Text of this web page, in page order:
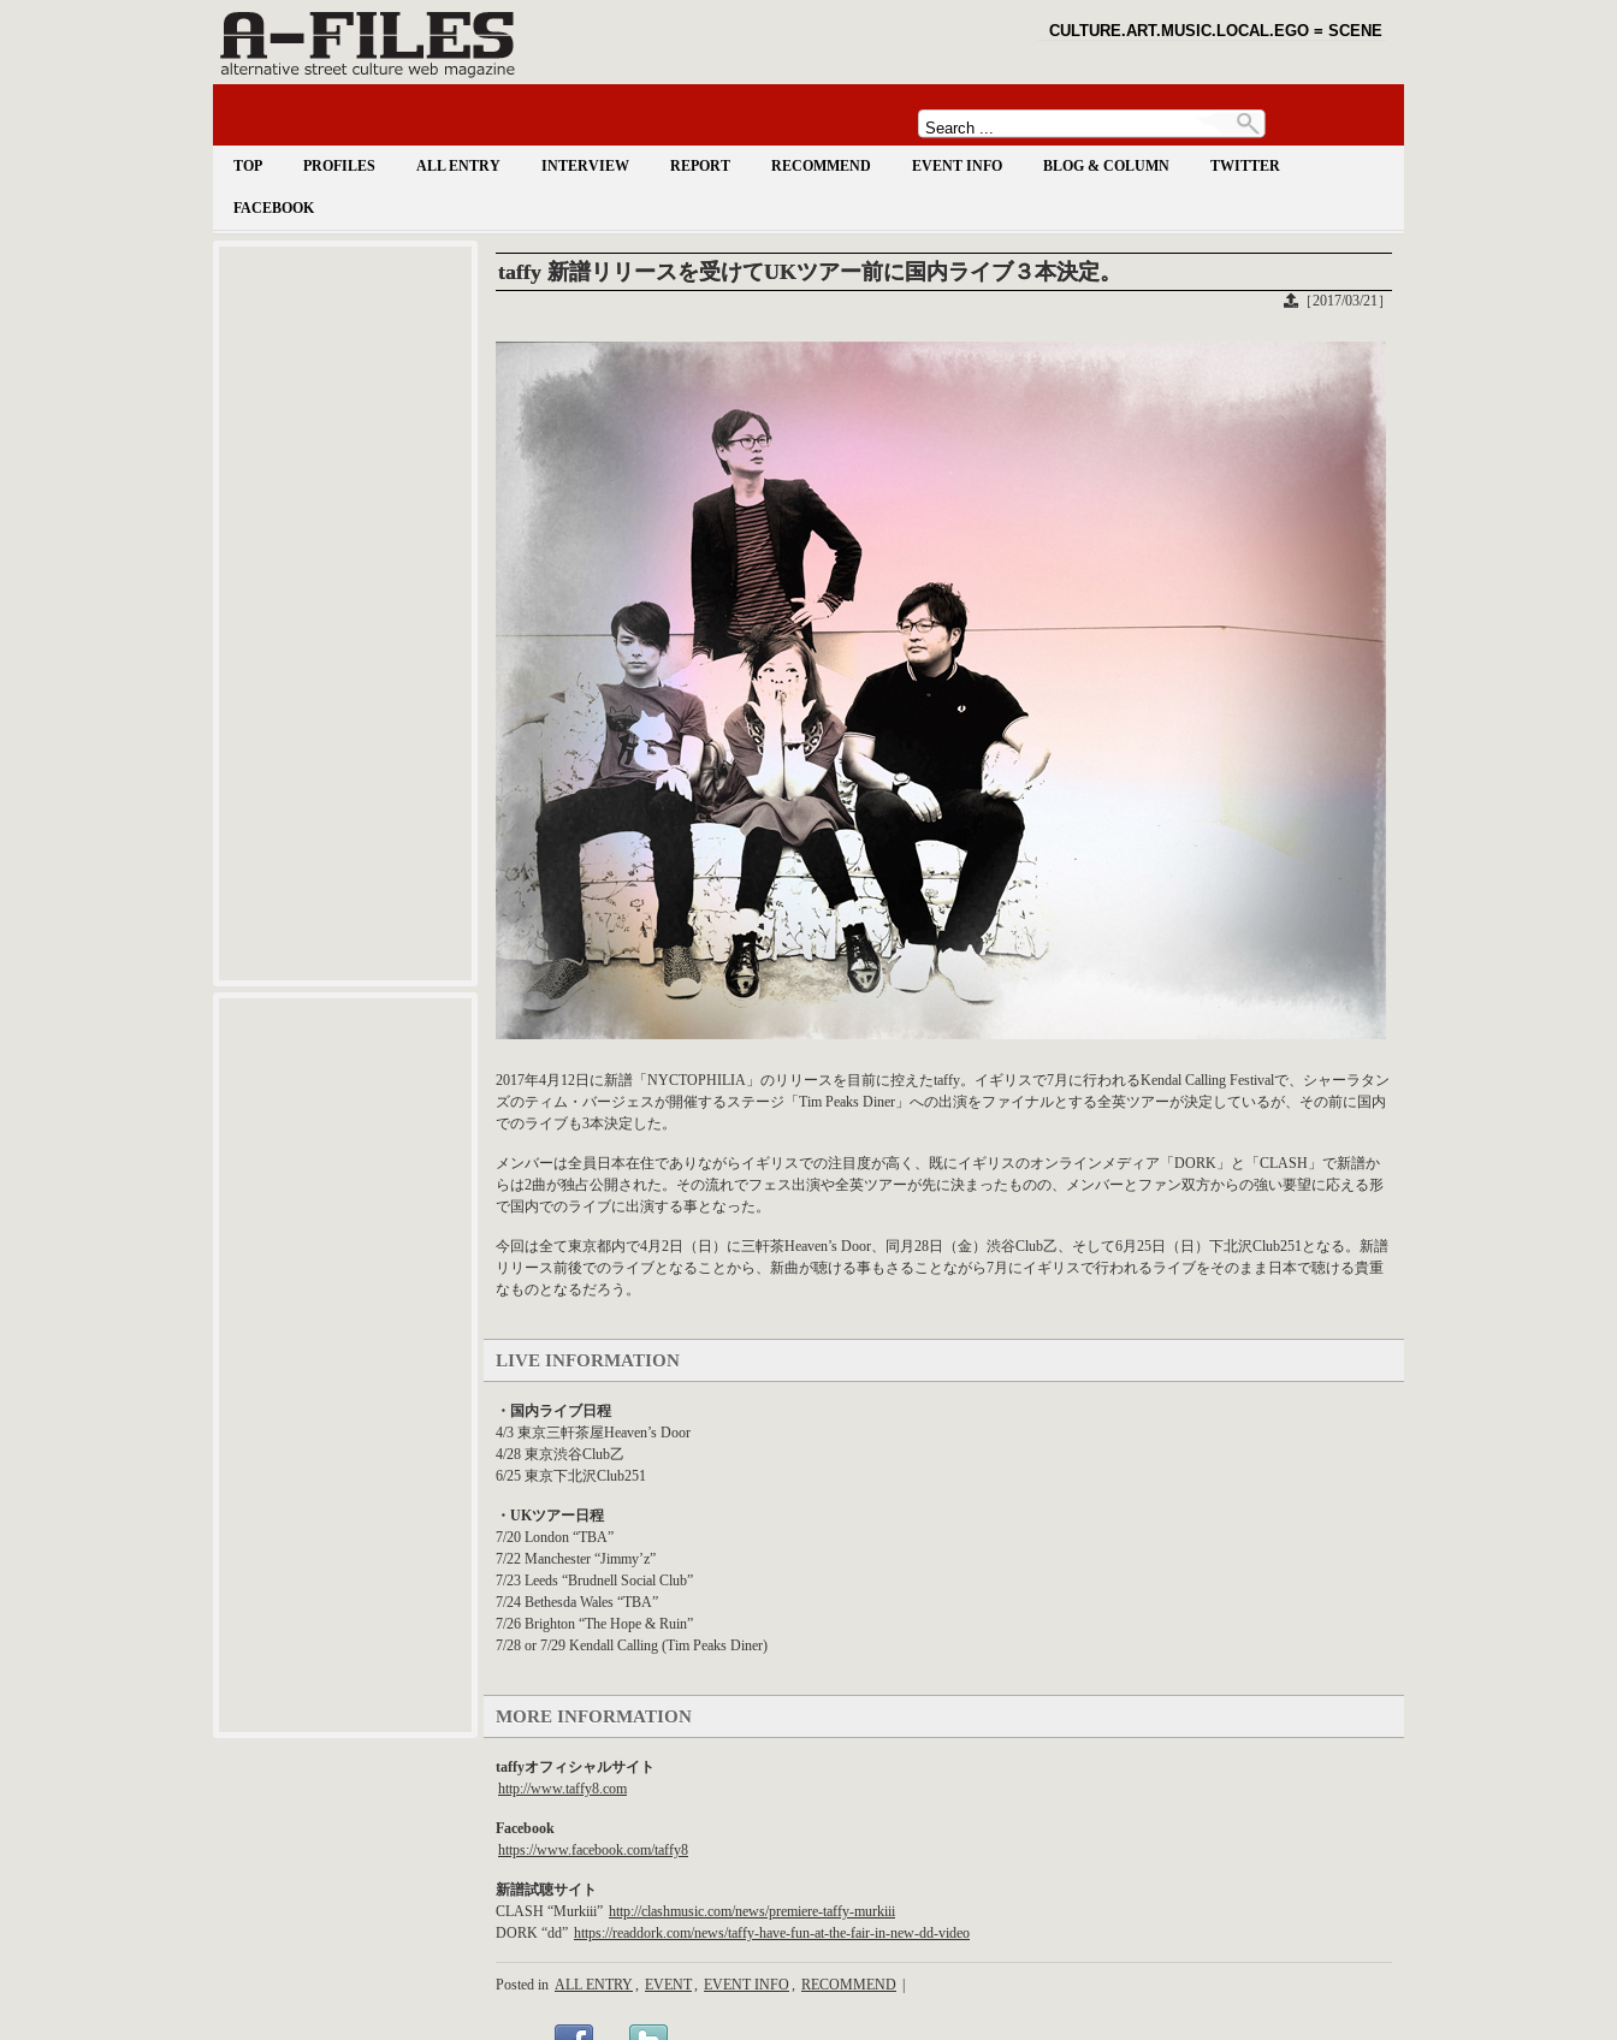
CULTURE.ART.MUSIC.LOCAL.EGO = SCENE
TOP PROFILES ALL ENTRY INTERVIEW REPORT RECOMMEND EVENT INFO BLOG & COLUMN TWITTER
FACEBOOK
taffy 新譜リリースを受けてUKツアー前に国内ライブ３本決定。
［2017/03/21］
2017年4月12日に新譜「NYCTOPHILIA」のリリースを目前に控えたtaffy。イギリスで7月に行われるKendal Calling Festivalで、シャーラタン
ズのティム・バージェスが開催するステージ「Tim Peaks Diner」への出演をファイナルとする全英ツアーが決定しているが、その前に国内
でのライブも3本決定した。
メンバーは全員日本在住でありながらイギリスでの注目度が高く、既にイギリスのオンラインメディア「DORK」と「CLASH」で新譜か
らは2曲が独占公開された。その流れでフェス出演や全英ツアーが先に決まったものの、メンバーとファン双方からの強い要望に応える形
で国内でのライブに出演する事となった。
今回は全て東京都内で4月2日（日）に三軒茶Heaven’s Door、同月28日（金）渋谷Club乙、そして6月25日（日）下北沢Club251となる。新譜
リリース前後でのライブとなることから、新曲が聴ける事もさることながら7月にイギリスで行われるライブをそのまま日本で聴ける貴重
なものとなるだろう。
LIVE INFORMATION
・国内ライブ日程
4/3 東京三軒茶屋Heaven’s Door
4/28 東京渋谷Club乙
6/25 東京下北沢Club251
・UKツアー日程
7/20 London “TBA”
7/22 Manchester “Jimmy’z”
7/23 Leeds “Brudnell Social Club”
7/24 Bethesda Wales “TBA”
7/26 Brighton “The Hope & Ruin”
7/28 or 7/29 Kendall Calling (Tim Peaks Diner)
MORE INFORMATION
taffyオフィシャルサイト
http://www.taffy8.com
Facebook
https://www.facebook.com/taffy8
新譜試聴サイト
CLASH “Murkiii” http://clashmusic.com/news/premiere-taffy-murkiii
DORK “dd” https://readdork.com/news/taffy-have-fun-at-the-fair-in-new-dd-video
Posted in ALL ENTRY, EVENT, EVENT INFO, RECOMMEND